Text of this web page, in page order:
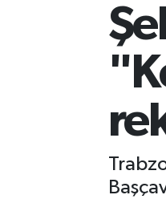
Süper Lig Puan
Son Dakika
Haber Arşivi